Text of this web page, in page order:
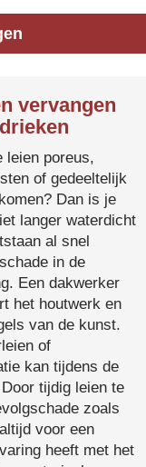
vervangen
leien poreus,
of gedeeltelijk
Dan is je
langer waterdicht
al snel
in de
Een dakwerker
het houtwerk en
van de kunst.
of
kan tijdens de
tijdig leien te
zoals
voor een
heeft met het